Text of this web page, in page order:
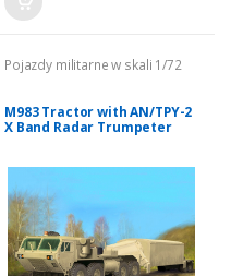
Pojazdy militarne w skali 1/72
M983 Tractor with AN/TPY-2
X Band Radar Trumpeter